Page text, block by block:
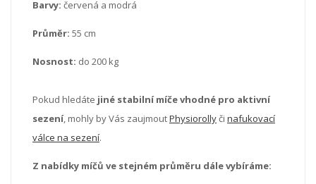
Barvy: červená a modrá
Průměr: 55 cm
Nosnost: do 200 kg
Pokud hledáte jiné stabilní míče vhodné pro aktivní
sezení, mohly by Vás zaujmoutPhysiorollyči nafukovací
válce na sezení.
Z nabídky míčů ve stejném průměru dále vybíráme: